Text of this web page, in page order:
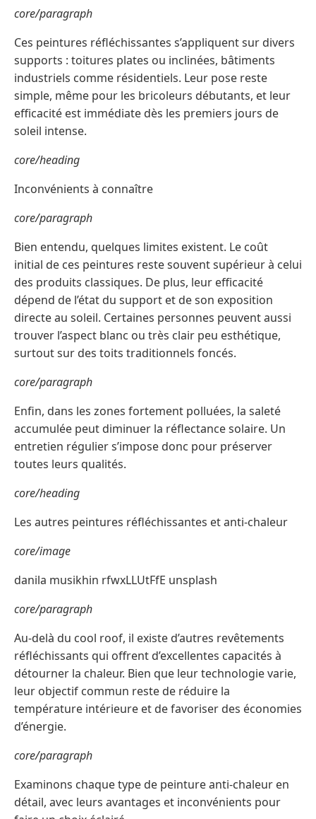
core/paragraph
Ces peintures réfléchissantes s’appliquent sur divers
supports : toitures plates ou inclinées, bâtiments
industriels comme résidentiels. Leur pose reste
simple, même pour les bricoleurs débutants, et leur
efficacité est immédiate dès les premiers jours de
soleil intense.
core/heading
Inconvénients à connaître
core/paragraph
Bien entendu, quelques limites existent. Le coût
initial de ces peintures reste souvent supérieur à celui
des produits classiques. De plus, leur efficacité
dépend de l’état du support et de son exposition
directe au soleil. Certaines personnes peuvent aussi
trouver l’aspect blanc ou très clair peu esthétique,
surtout sur des toits traditionnels foncés.
core/paragraph
Enfin, dans les zones fortement polluées, la saleté
accumulée peut diminuer la réflectance solaire. Un
entretien régulier s’impose donc pour préserver
toutes leurs qualités.
core/heading
Les autres peintures réfléchissantes et anti-chaleur
core/image
danila musikhin rfwxLLUtFfE unsplash
core/paragraph
Au-delà du cool roof, il existe d’autres revêtements
réfléchissants qui offrent d’excellentes capacités à
détourner la chaleur. Bien que leur technologie varie,
leur objectif commun reste de réduire la
température intérieure et de favoriser des économies
d’énergie.
core/paragraph
Examinons chaque type de peinture anti-chaleur en
détail, avec leurs avantages et inconvénients pour